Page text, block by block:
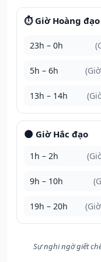
⏱️ Giờ Hoàng đạo
23h – 0h
5h – 6h
13h – 14h
🌑 Giờ Hắc đạo
1h – 2h
9h – 10h
19h – 20h
Sự nghi ngờ giết